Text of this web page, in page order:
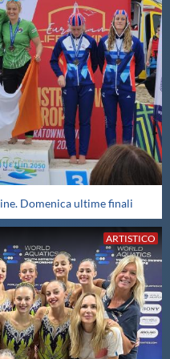
Domenica ultime finali
ARTISTICO